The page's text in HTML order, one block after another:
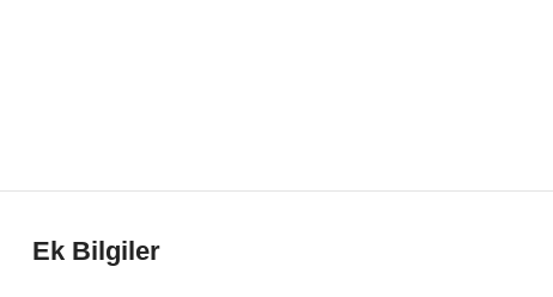
Ek Bilgiler